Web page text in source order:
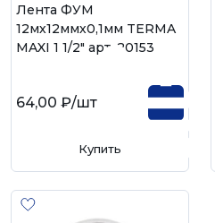
Лента ФУМ
12мх12ммх0,1мм TERMA
MAXI 1 1/2" арт. 20153
64,00 ₽/шт
Купить